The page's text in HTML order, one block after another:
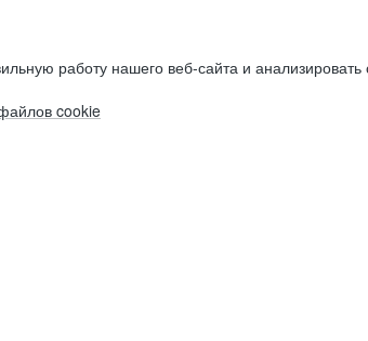
работу нашего веб-сайта и анализировать
cookie